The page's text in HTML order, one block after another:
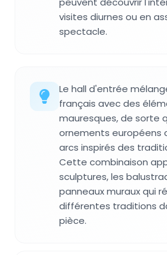
visites diurnes ou en
spectacle.
Le hall d'entrée
français avec des
mauresques, de sorte
ornements européens
arcs inspirés des
Cette combinaison
sculptures, les
panneaux muraux qui
différentes traditions
pièce.